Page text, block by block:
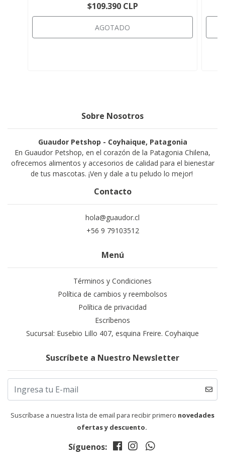
$109.390 CLP
AGOTADO
Sobre Nosotros
Guaudor Petshop - Coyhaique, Patagonia
En Guaudor Petshop, en el corazón de la Patagonia Chilena,
ofrecemos alimentos y accesorios de calidad para el bienestar
de tus mascotas. ¡Ven y dale a tu peludo lo mejor!
Contacto
hola@guaudor.cl
+56 9 79103512
Menú
Términos y Condiciones
Política de cambios y reembolsos
Política de privacidad
Escríbenos
Sucursal: Eusebio Lillo 407, esquina Freire. Coyhaique
Suscríbete a Nuestro Newsletter
Suscríbase a nuestra lista de email para recibir primero novedades
ofertas y descuento.
Síguenos: